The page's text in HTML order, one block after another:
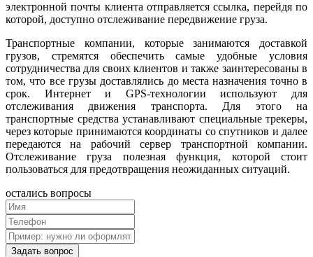
электронной почты клиента отправляется ссылка, перейдя по
которой, доступно отслеживание передвижение груза.
Транспортные компании, которые занимаются доставкой
грузов, стремятся обеспечить самые удобные условия
сотрудничества для своих клиентов и также заинтересованы в
том, что все грузы доставлялись до места назначения точно в
срок. Интернет и GPS-технологии используют для
отслеживания движения транспорта. Для этого на
транспортные средства устанавливают специальные трекеры,
через которые принимаются координаты со спутников и далее
передаются на рабочий сервер транспортной компании.
Отслеживание груза полезная функция, которой стоит
пользоваться для предотвращения неожиданных ситуаций.
остались вопросы
Задать вопрос